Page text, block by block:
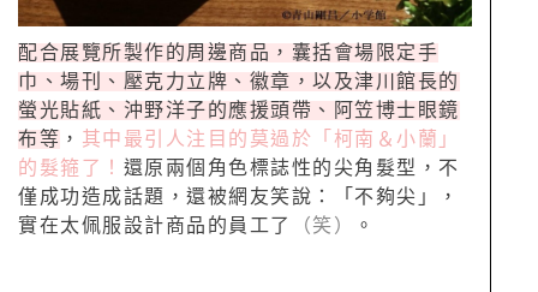
配合展覽所製作的周邊商品，囊括會場限定手
巾、場刊、壓克力立牌、徽章，以及津川館長的
螢光貼紙、沖野洋子的應援頭帶、阿笠博士眼鏡
布等 ， 其中最引人注目的莫過於「柯南＆小蘭」
的髮箍了！ 還原兩個角色標誌性的尖角髮型，不
僅成功造成話題，還被網友笑說：「不夠尖」，
實在太佩服設計商品的員工了
（笑） 。